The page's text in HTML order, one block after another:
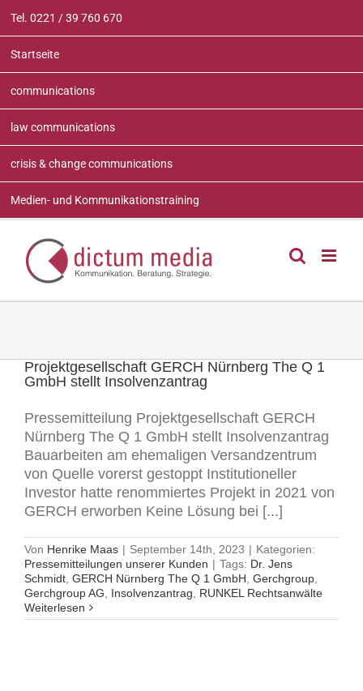
Inhalt
springen
Tel. 0221 / 39 760 670
Startseite
communications
law communications
crisis & change communications
Medien- und Kommunikationstraining
Projektgesellschaft GERCH Nürnberg The Q 1
GmbH stellt Insolvenzantrag
Pressemitteilung Projektgesellschaft GERCH
Nürnberg The Q 1 GmbH stellt Insolvenzantrag
Bauarbeiten am ehemaligen Versandzentrum
von Quelle vorerst gestoppt Institutioneller
Investor hatte renommiertes Projekt in 2021 von
GERCH erworben Keine Lösung bei [...]
Von Henrike Maas | September 14th, 2023 | Kategorien:
Pressemitteilungen unserer Kunden | Tags: Dr. Jens
Schmidt GERCH Nürnberg The Q 1 GmbH Gerchgroup
Gerchgroup AG
Insolvenzantrag
RUNKEL Rechtsanwälte
Weiterlesen